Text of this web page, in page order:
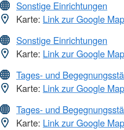
Sonstige Einrichtungen
Karte: Link zur Google
Sonstige Einrichtungen
Karte: Link zur Google
Tages- und
Karte: Link zur Google
Tages- und
Karte: Link zur Google